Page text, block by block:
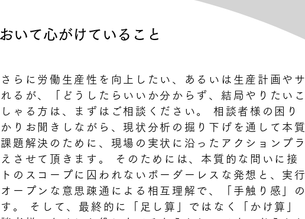
いて心がけていること
らに労働生産性を向上したい、あるいは生産計画やサ
るが、「どうしたらいいか分からず、結局やりたいこ
ゃる方は、まずはご相談ください。 相談者様の困り
りお聞きしながら、現状分析の掘り下げを通して本質
題解決のために、現場の実状に沿ったアクションプラ
させて頂きます。 そのためには、本質的な問いに接
のスコープに囚われないボーダーレスな発想と、実行
ープンな意思疎通による相互理解で、「手触り感」の
。 そして、最終的に「足し算」ではなく「かけ算」